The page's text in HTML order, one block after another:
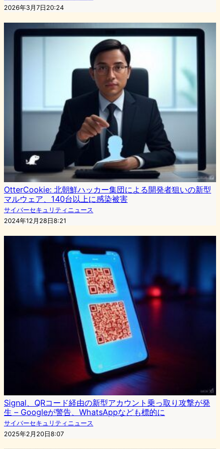
2026年3月7日20:24
OtterCookie: 北朝鮮ハッカー集団による開発者狙いの新型
マルウェア、140台以上に感染被害
サイバーセキュリティニュース
2024年12月28日8:21
Signal、QRコード経由の新型アカウント乗っ取り攻撃が発
生 – Googleが警告、WhatsAppなども標的に
サイバーセキュリティニュース
2025年2月20日8:07